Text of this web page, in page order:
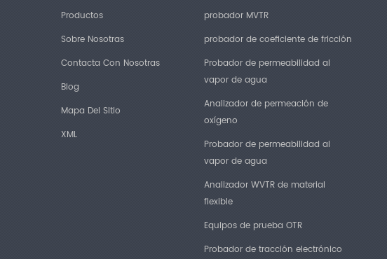
Productos
Sobre Nosotras
Contacta Con Nosotras
Blog
Mapa Del Sitio
XML
probador MVTR
probador de coeficiente de fricción
Probador de permeabilidad al
vapor de agua
Analizador de permeación de
oxígeno
Probador de permeabilidad al
vapor de agua
Analizador WVTR de material
flexible
Equipos de prueba OTR
Probador de tracción electrónico